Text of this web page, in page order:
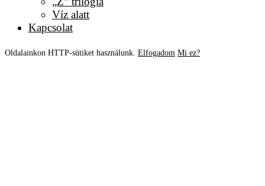
Víz alatt
Kapcsolat
Oldalainkon HTTP-sütiket használunk. Elfogadom Mi ez?